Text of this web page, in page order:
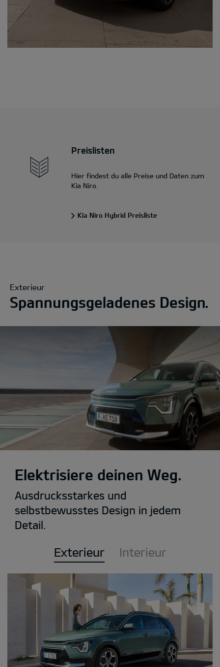
Preislisten
Hier findest du alle Preise und Daten zum
Kia Niro.
Kia Niro Hybrid Preisliste
Exterieur
Spannungsgeladenes Design.
Elektrisiere deinen Weg.
Ausdrucksstarkes und
selbstbewusstes Design in jedem
Detail.
Exterieur Interieur